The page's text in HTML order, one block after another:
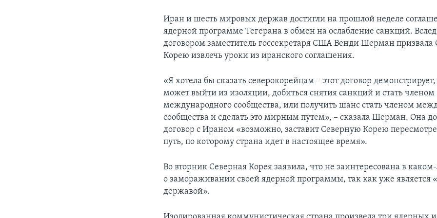
Иран и шесть мировых держав достигли на прошлой неделе
ядерной программе Тегерана в обмен на ослабление санкций.
договором заместитель госсекретаря США Венди Шерман
Корею извлечь уроки из иранского соглашения.
«Я хотела бы сказать северокорейцам – этот договор
может выйти из изоляции, добиться снятия санкций и стать членом
международного сообщества, или получить шанс стать членом
сообщества и сделать это мирным путем», – сказала Шерман. Она
договор с Ираном «возможно, заставит Северную Корею
путь, по которому страна идет в настоящее время».
Во вторник Северная Корея заявила, что не заинтересована в
о замораживании своей ядерной программы, так как уже является
державой».